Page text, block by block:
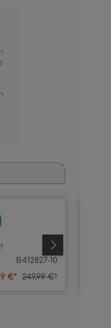
B412827-10
€* 249,99 €*